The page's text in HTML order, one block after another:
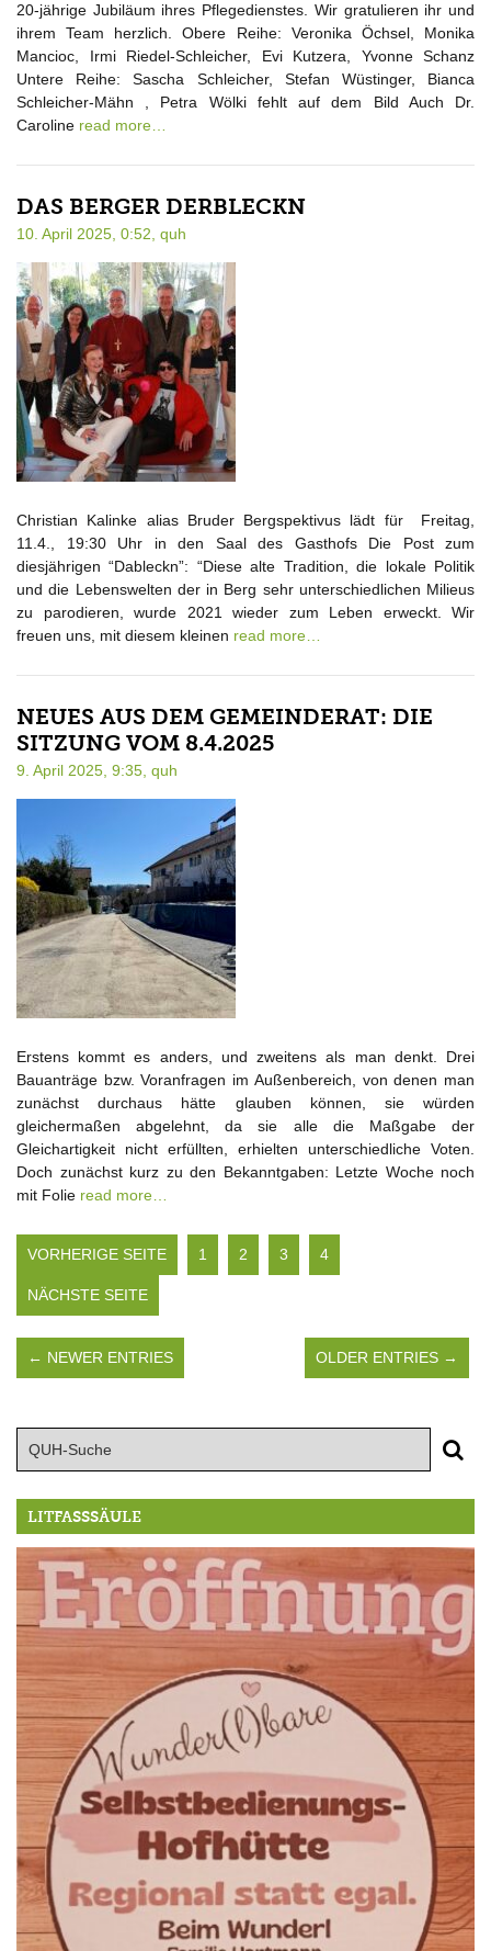
20-jährige Jubiläum ihres Pflegedienstes. Wir gratulieren ihr und
ihrem Team herzlich. Obere Reihe: Veronika Öchsel, Monika
Mancioc, Irmi Riedel-Schleicher, Evi Kutzera, Yvonne Schanz
Untere Reihe: Sascha Schleicher, Stefan Wüstinger, Bianca
Schleicher-Mähn , Petra Wölki fehlt auf dem Bild Auch Dr.
Caroline read more…
DAS BERGER DERBLECKN
10. April 2025, 0:52, quh
Christian Kalinke alias Bruder Bergspektivus lädt für Freitag,
11.4., 19:30 Uhr in den Saal des Gasthofs Die Post zum
diesjährigen “Dableckn”: “Diese alte Tradition, die lokale Politik
und die Lebenswelten der in Berg sehr unterschiedlichen Milieus
zu parodieren, wurde 2021 wieder zum Leben erweckt. Wir
freuen uns, mit diesem kleinen read more…
NEUES AUS DEM GEMEINDERAT: DIE
SITZUNG VOM 8.4.2025
9. April 2025, 9:35, quh
Erstens kommt es anders, und zweitens als man denkt. Drei
Bauanträge bzw. Voranfragen im Außenbereich, von denen man
zunächst durchaus hätte glauben können, sie würden
gleichermaßen abgelehnt, da sie alle die Maßgabe der
Gleichartigkeit nicht erfüllten, erhielten unterschiedliche Voten.
Doch zunächst kurz zu den Bekanntgaben: Letzte Woche noch
mit Folie read more…
VORHERIGE SEITE 1 2 3 4
NÄCHSTE SEITE
← NEWER ENTRIES OLDER ENTRIES →
LITFASSSÄULE